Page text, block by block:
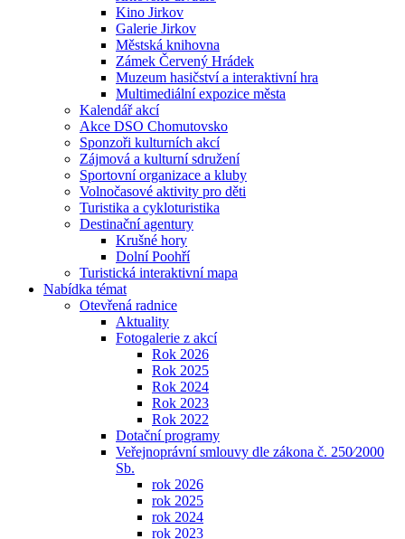
Kino Jirkov
Galerie Jirkov
Městská knihovna
Zámek Červený Hrádek
Muzeum hasičství a interaktivní hra
Multimediální expozice města
Kalendář akcí
Akce DSO Chomutovsko
Sponzoři kulturních akcí
Zájmová a kulturní sdružení
Sportovní organizace a kluby
Volnočasové aktivity pro děti
Turistika a cykloturistika
Destinační agentury
Krušné hory
Dolní Poohří
Turistická interaktivní mapa
Nabídka témat
Otevřená radnice
Aktuality
Fotogalerie z akcí
Rok 2026
Rok 2025
Rok 2024
Rok 2023
Rok 2022
Dotační programy
Veřejnoprávní smlouvy dle zákona č. 250⁄2000
Sb.
rok 2026
rok 2025
rok 2024
rok 2023